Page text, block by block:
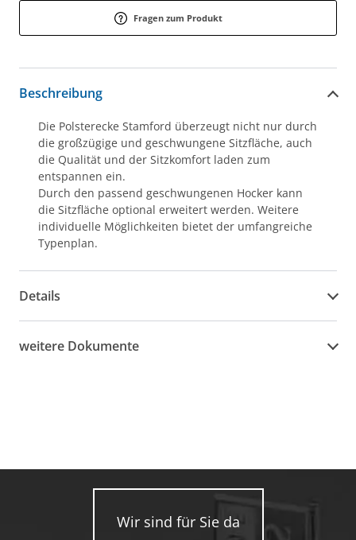
Fragen zum Produkt
Beschreibung
Die Polsterecke Stamford überzeugt nicht nur durch
die großzügige und geschwungene Sitzfläche, auch
die Qualität und der Sitzkomfort laden zum
entspannen ein.
Durch den passend geschwungenen Hocker kann
die Sitzfläche optional erweitert werden. Weitere
individuelle Möglichkeiten bietet der umfangreiche
Typenplan.
Details
weitere Dokumente
Wir sind für Sie da